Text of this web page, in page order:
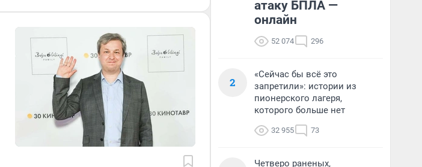
атаку БПЛА —
онлайн
52 074 296
2
«Сейчас бы всё это
запретили»: истории из
пионерского лагеря,
которого больше нет
32 955 73
Четверо раненых,